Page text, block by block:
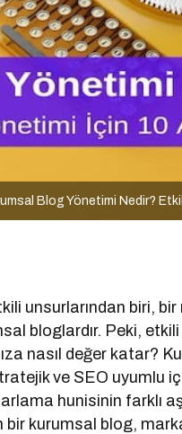
Blog Yönetimi Nedir?
unsurlarından biri,
bloglardır. Peki,
nasıl değer katar?
ve SEO uyumlu
hunisinin farklı
kurumsal blog,